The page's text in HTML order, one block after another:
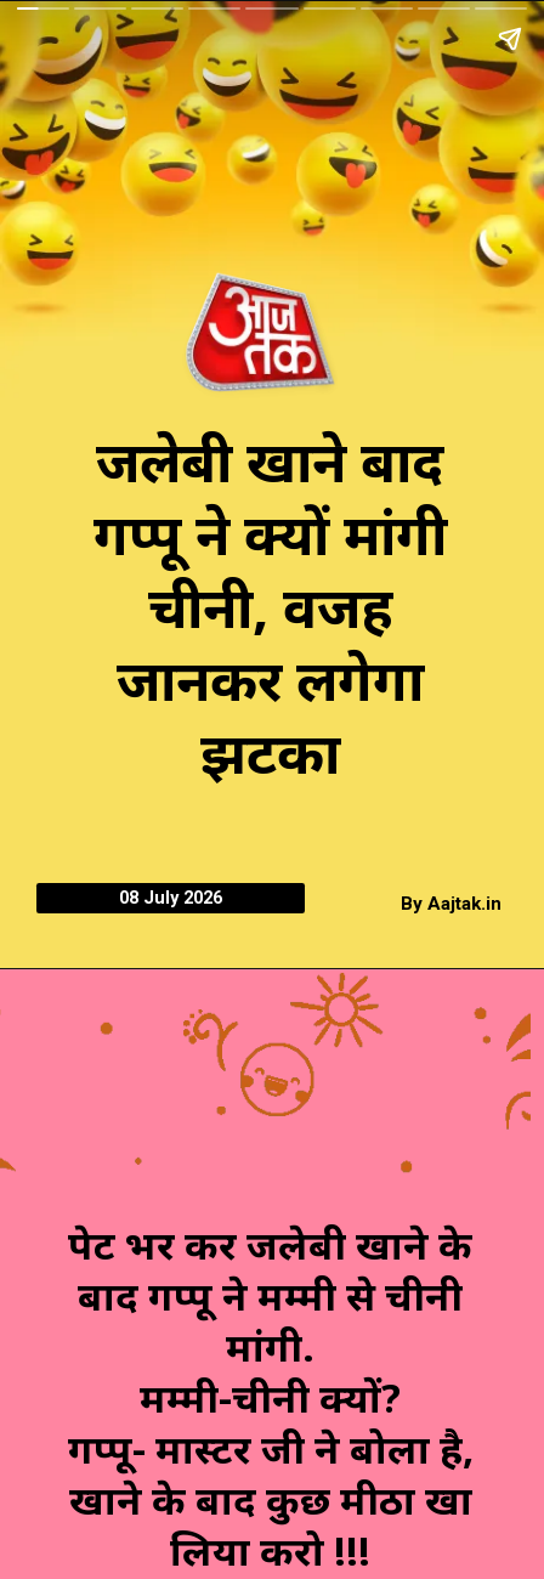
By Aajtak.in
08 July 2026
जलेबी खाने बाद
गप्पू ने क्यों मांगी
चीनी, वजह
जानकर लगेगा
झटका
पेट भर कर जलेबी खाने के
बाद गप्पू ने मम्मी से चीनी
मांगी.
मम्मी-चीनी क्यों?
गप्पू- मास्टर जी ने बोला है,
खाने के बाद कुछ मीठा खा
लिया करो !!!